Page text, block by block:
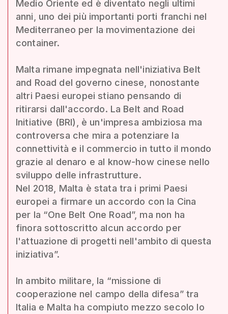
Medio Oriente ed è diventato negli ultimi
anni, uno dei più importanti porti franchi nel
Mediterraneo per la movimentazione dei
container.
Malta rimane impegnata nell'iniziativa Belt
and Road del governo cinese, nonostante
altri Paesi europei stiano pensando di
ritirarsi dall'accordo. La Belt and Road
Initiative (BRI), è un'impresa ambiziosa ma
controversa che mira a potenziare la
connettività e il commercio in tutto il mondo
grazie al denaro e al know-how cinese nello
sviluppo delle infrastrutture.
Nel 2018, Malta è stata tra i primi Paesi
europei a firmare un accordo con la Cina
per la “One Belt One Road”, ma non ha
finora sottoscritto alcun accordo per
l'attuazione di progetti nell'ambito di questa
iniziativa”.
In ambito militare, la “missione di
cooperazione nel campo della difesa” tra
Italia e Malta ha compiuto mezzo secolo lo